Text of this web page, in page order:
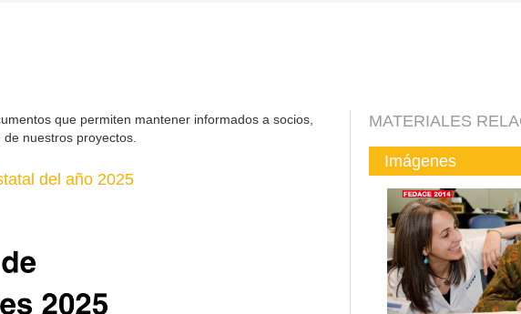
que permiten mantener informados a socios,
nuestros proyectos.
del año 2025
MATERIALES
Imágenes